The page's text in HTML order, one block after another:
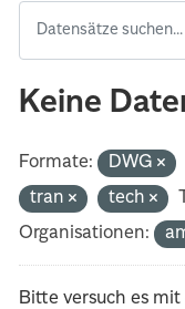
Keine
Formate: DWG
tran
tech
Organisationen:
Bitte versuch es